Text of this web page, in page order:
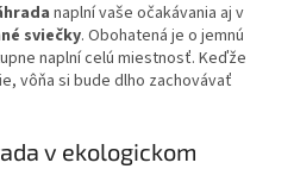
naplní vaše očakávania aj v
sviečky. Obohatená je o jemnú
naplní celú miestnosť. Keďže
vôňa si bude dlho zachovávať
v ekologickom